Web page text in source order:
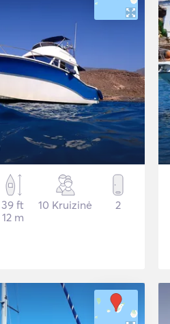
39 ft
12 m
10 Kruizinė 2